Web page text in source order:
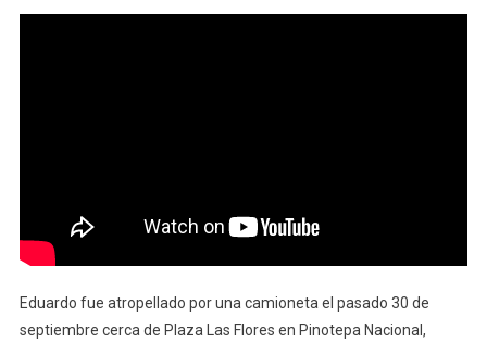
Eduardo fue atropellado por una camioneta el pasado 30 de
septiembre cerca de Plaza Las Flores en Pinotepa Nacional,